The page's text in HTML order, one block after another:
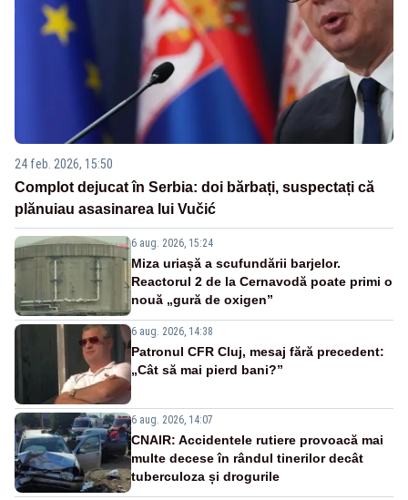
24 feb. 2026, 15:50
Complot dejucat în Serbia: doi bărbați, suspectați că
plănuiau asasinarea lui Vučić
6 aug. 2026, 15:24
Miza uriașă a scufundării barjelor.
Reactorul 2 de la Cernavodă poate primi o
nouă „gură de oxigen”
6 aug. 2026, 14:38
Patronul CFR Cluj, mesaj fără precedent:
„Cât să mai pierd bani?”
6 aug. 2026, 14:07
CNAIR: Accidentele rutiere provoacă mai
multe decese în rândul tinerilor decât
tuberculoza și drogurile